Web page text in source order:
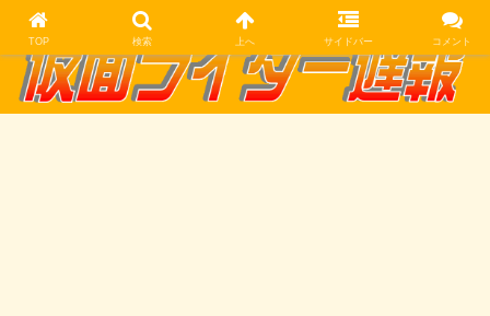
TOP 検索 上へ サイドバー コメント